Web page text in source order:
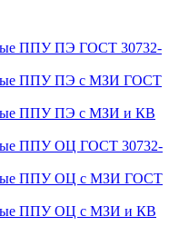
ППУ ПЭ ГОСТ 30732-
ППУ ПЭ с МЗИ ГОСТ
ППУ ПЭ с МЗИ и КВ
ППУ ОЦ ГОСТ 30732-
ППУ ОЦ с МЗИ ГОСТ
ППУ ОЦ с МЗИ и КВ